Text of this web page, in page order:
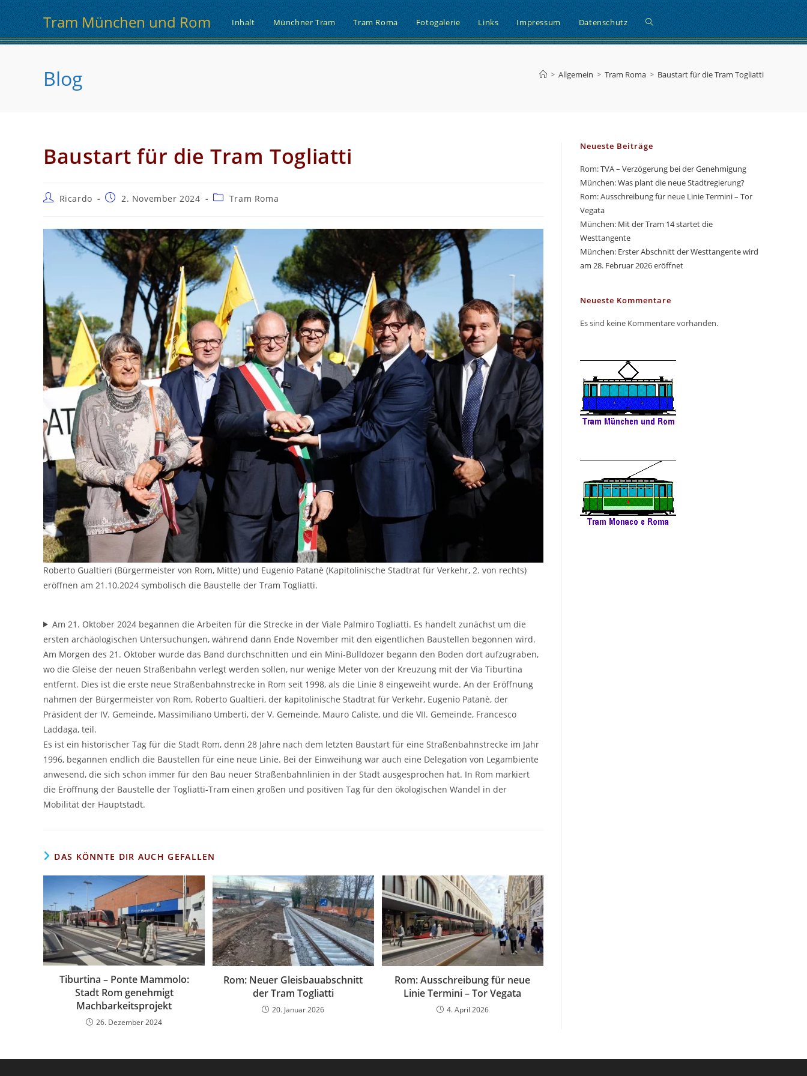
Zum
Inhalt
springen
Tram München und Rom Inhalt Münchner Tram Tram Roma Fotogalerie Links Impressum Datenschutz Website-
Blog > Allgemein > Tram Roma > Baustart für die Tram Togliatti
Baustart für die Tram Togliatti
Beitrags-
Ricardo
Beitrag2. November 2024
Beitrags-
Tram Roma
Roberto Gualtieri (Bürgermeister von Rom, Mitte) und Eugenio Patanè (Kapitolinische Stadtrat für Verkehr, 2. von rechts)
eröffnen am 21.10.2024 symbolisch die Baustelle der Tram Togliatti.
Am 21. Oktober 2024 begannen die Arbeiten für die Strecke in der Viale Palmiro Togliatti. Es handelt zunächst um die
ersten archäologischen Untersuchungen, während dann Ende November mit den eigentlichen Baustellen begonnen wird.
Am Morgen des 21. Oktober wurde das Band durchschnitten und ein Mini-Bulldozer begann den Boden dort aufzugraben,
wo die Gleise der neuen Straßenbahn verlegt werden sollen, nur wenige Meter von der Kreuzung mit der Via Tiburtina
entfernt. Dies ist die erste neue Straßenbahnstrecke in Rom seit 1998, als die Linie 8 eingeweiht wurde. An der Eröffnung
nahmen der Bürgermeister von Rom, Roberto Gualtieri, der kapitolinische Stadtrat für Verkehr, Eugenio Patanè, der
Präsident der IV. Gemeinde, Massimiliano Umberti, der V. Gemeinde, Mauro Caliste, und die VII. Gemeinde, Francesco
Laddaga, teil.
Es ist ein historischer Tag für die Stadt Rom, denn 28 Jahre nach dem letzten Baustart für eine Straßenbahnstrecke im Jahr
1996, begannen endlich die Baustellen für eine neue Linie. Bei der Einweihung war auch eine Delegation von Legambiente
anwesend, die sich schon immer für den Bau neuer Straßenbahnlinien in der Stadt ausgesprochen hat. In Rom markiert
die Eröffnung der Baustelle der Togliatti-Tram einen großen und positiven Tag für den ökologischen Wandel in der
Mobilität der Hauptstadt.
DAS KÖNNTE DIR AUCH GEFALLEN
Tiburtina – Ponte Mammolo:
Stadt Rom genehmigt
Machbarkeitsprojekt
26. Dezember 2024
Rom: Neuer Gleisbauabschnitt
der Tram Togliatti
20. Januar 2026
Rom: Ausschreibung für neue
Linie Termini – Tor Vegata
4. April 2026
Neueste Beiträge
Rom: TVA – Verzögerung bei der Genehmigung
München: Was plant die neue Stadtregierung?
Rom: Ausschreibung für neue Linie Termini – Tor
Vegata
München: Mit der Tram 14 startet die
Westtangente
München: Erster Abschnitt der Westtangente wird
am 28. Februar 2026 eröffnet
Neueste Kommentare
Es sind keine Kommentare vorhanden.